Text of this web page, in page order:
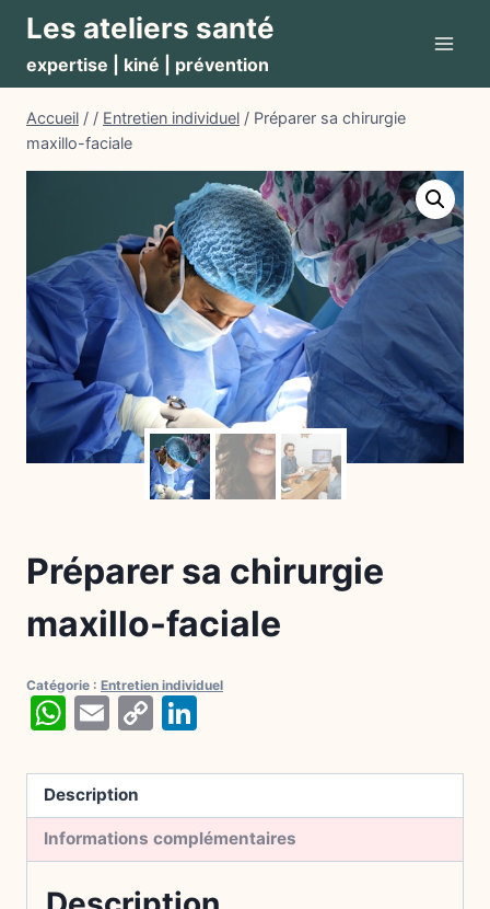
Aller
contenu
Les ateliers santé
expertise | kiné | prévention
Accueil / / Entretien individuel / Préparer sa chirurgie
maxillo-faciale
Préparer sa chirurgie
maxillo-faciale
Catégorie : Entretien individuel
WhatsApp
Email
Copy
Description
Informations complémentaires